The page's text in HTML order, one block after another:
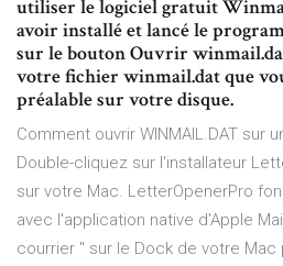
utiliser le logiciel gratuit
avoir installé et lancé le
sur le bouton Ouvrir
votre fichier winmail.dat que
préalable sur votre disque.
Comment ouvrir WINMAIL.DAT sur
Double-cliquez sur l'installateur
sur votre Mac. LetterOpenerPro
avec l'application native d'Apple
courrier " sur le Dock de votre Mac